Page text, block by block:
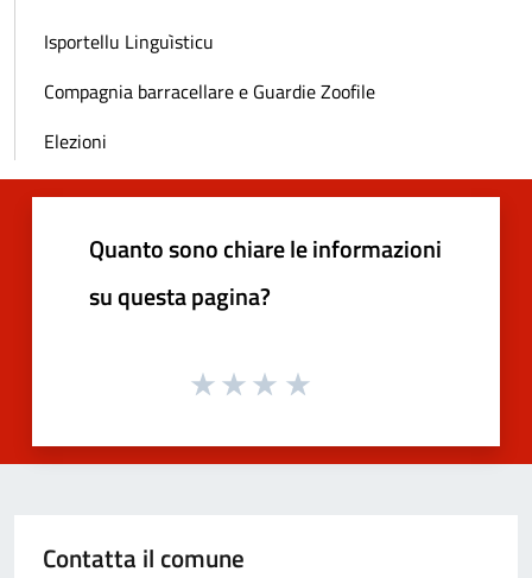
Isportellu Linguìsticu
Compagnia barracellare e Guardie Zoofile
Elezioni
Quanto sono chiare le informazioni
su questa pagina?
Contatta il comune